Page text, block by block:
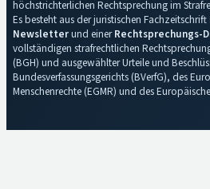
höchstrichterlichen Rechtsprechung im
Es besteht aus der juristischen Fachzeitschrift
Newsletterund einerRechtsprechungs-
vollständigen strafrechtlichen
(BGH) und ausgewählter Urteile und
Bundesverfassungsgerichts (BVerfG), des
Menschenrechte (EGMR) und des